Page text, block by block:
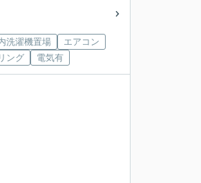
洗濯機置場
エアコン
ング 電気有